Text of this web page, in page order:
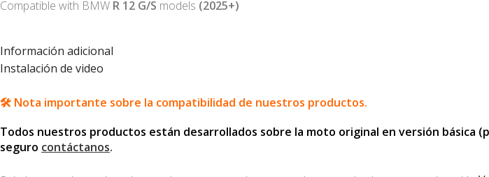
Compatible with BMW R 12 G/S models (2025+)
Información adicional
Instalación de video
🛠️ Nota importante sobre la compatibilidad de nuestros productos.
Todos nuestros productos están desarrollados sobre la moto original en versión básica
seguro contáctanos.